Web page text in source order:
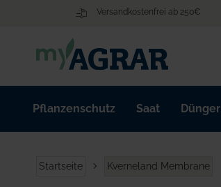
Versandkostenfrei ab 250€
Pflanzenschutz Saat Dünger
Startseite Kverneland Membrane